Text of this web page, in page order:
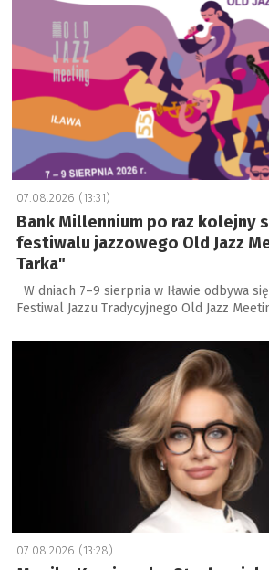
07.08.2026 (13:31)
Bank Millennium po raz kolejny
festiwalu jazzowego Old Jazz
Tarka"
W dniach 7–9 sierpnia w Iławie odbywa
Festiwal Jazzu Tradycyjnego Old Jazz
a
07.08.2026 (13:28)